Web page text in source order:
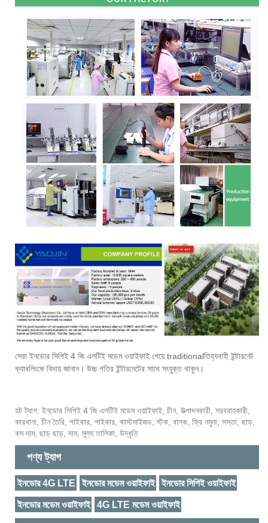
সেরা ইনডোর সিপিই 4 জি এলটিই মডেম ওয়াইফাই পেয়ে traditionalতিহ্যবাহী ইন্টারনেট
ক্যাবলিংকে বিদায় জানান। উচ্চ গতির ইন্টারনেটের সাথে সংযুক্ত থাকুন।
হট ট্যাগ: ইনডোর সিপিই 4 জি এলটিই মডেম ওয়াইফাই, চীন, উত্পাদনকারী, সরবরাহকারী,
কারখানা, চীন তৈরি, পাইকার, পাইকার, কাস্টমাইজড, স্টক, বাল্ক, ফ্রি নমুনা, সস্তা, ছাড়,
কম দাম, ছাড় ছাড়, দাম, মূল্য তালিকা, উদ্ধৃতি
পণ্য ট্যাগ
ইনডোর 4G LTE ইনডোর মডেম ওয়াইফাই ইনডোর সিপিই ওয়াইফাই
ইনডোর মডেম ওয়াইফাই 4G LTE মডেম ওয়াইফাই